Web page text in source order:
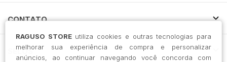
RAGUSO STOREutiliza cookies e outras tecnologias para
melhorar sua experiência de compra e personalizar
anúncios, ao continuar navegando você concorda com
CONTATO
SELOS